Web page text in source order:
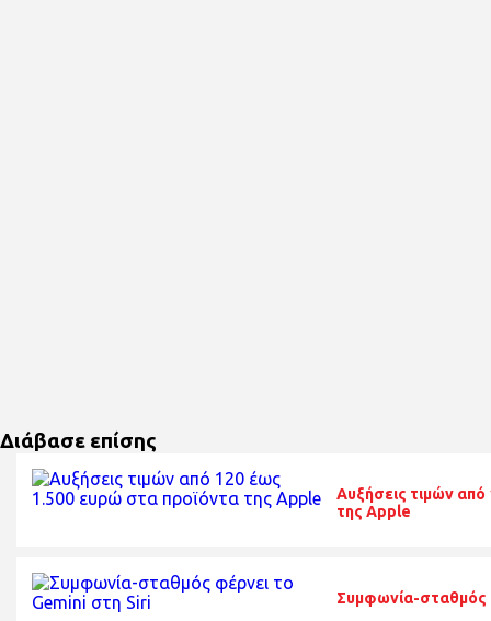
Διάβασε επίσης
Αυξήσεις τιμών
της Apple
Συμφωνία-σταθμός